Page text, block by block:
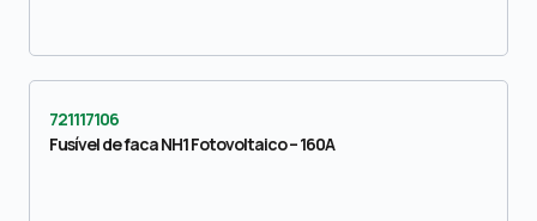
721117106
Fusível de faca NH1 Fotovoltaico – 160A